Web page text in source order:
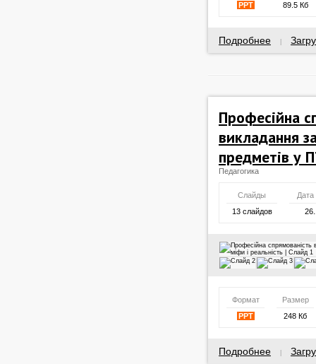
PPT
89.5 Кб
Подробнее
Професійна
викладання
предметів у
Педагогика
Слайды
Дата
13 слайдов
Формат
Размер
PPT
248 Кб
Подробнее